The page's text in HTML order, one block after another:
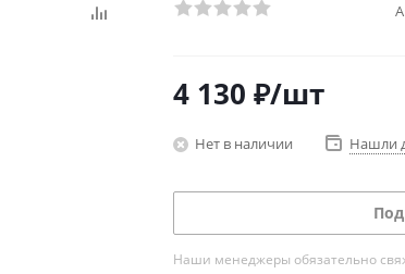
4 130 ₽/шт
Нет в наличии Нашли
Наши менеджеры обязательно